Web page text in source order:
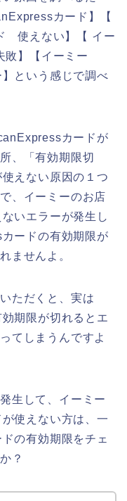
カード】【
使えない】【 イー
】【イーミー
という感じで調べ
カードが
、「有効期限切
えない原因の１つ
、イーミーのお店
いエラーが発生し
ードの有効期限が
ませんよ。
ただくと、実は
期限が切れるとエ
てしまうんですよ
生して、イーミー
使えない方は、一
の有効期限をチェ
？